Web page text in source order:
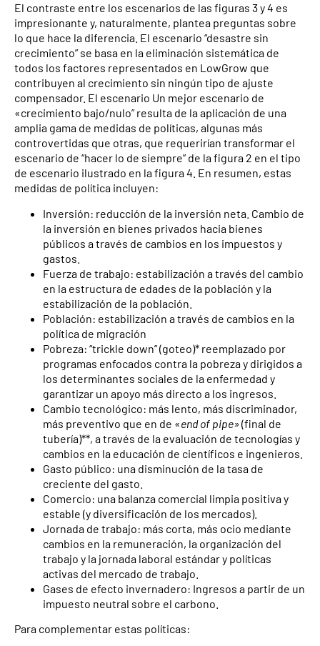
El contraste entre los escenarios de las figuras 3 y 4 es
impresionante y, naturalmente, plantea preguntas sobre
lo que hace la diferencia. El escenario “desastre sin
crecimiento” se basa en la eliminación sistemática de
todos los factores representados en LowGrow que
contribuyen al crecimiento sin ningún tipo de ajuste
compensador. El escenario Un mejor escenario de
«crecimiento bajo/nulo” resulta de la aplicación de una
amplia gama de medidas de políticas, algunas más
controvertidas que otras, que requerirían transformar el
escenario de “hacer lo de siempre” de la figura 2 en el tipo
de escenario ilustrado en la figura 4. En resumen, estas
medidas de política incluyen:
Inversión: reducción de la inversión neta. Cambio de
la inversión en bienes privados hacia bienes
públicos a través de cambios en los impuestos y
gastos.
Fuerza de trabajo: estabilización a través del cambio
en la estructura de edades de la población y la
estabilización de la población.
Población: estabilización a través de cambios en la
política de migración
Pobreza: “trickle down” (goteo)* reemplazado por
programas enfocados contra la pobreza y dirigidos a
los determinantes sociales de la enfermedad y
garantizar un apoyo más directo a los ingresos.
Cambio tecnológico: más lento, más discriminador,
más preventivo que en de «end of pipe»(final de
tubería)**, a través de la evaluación de tecnologías y
cambios en la educación de científicos e ingenieros.
Gasto público: una disminución de la tasa de
creciente del gasto.
Comercio: una balanza comercial limpia positiva y
estable (y diversificación de los mercados).
Jornada de trabajo: más corta, más ocio mediante
cambios en la remuneración, la organización del
trabajo y la jornada laboral estándar y políticas
activas del mercado de trabajo.
Gases de efecto invernadero: Ingresos a partir de un
impuesto neutral sobre el carbono.
Para complementar estas políticas: